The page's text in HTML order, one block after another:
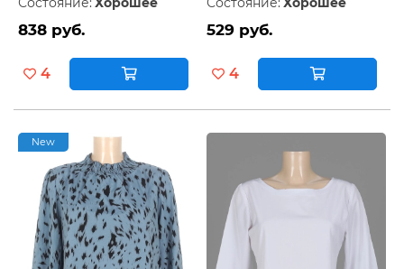
838 руб.
4
529 руб.
4
New